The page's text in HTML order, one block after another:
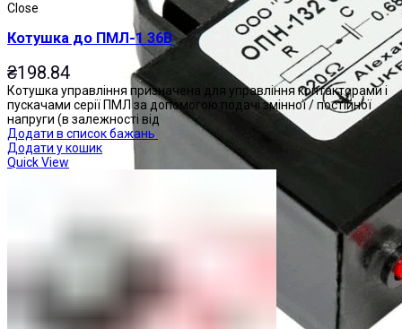
Close
Котушка до ПМЛ-1 36В
₴198.84
Котушка управління призначена для управління контакторами і
пускачами серії ПМЛ за допомогою подачі змінної / постійної
напруги (в залежності від
Додати в список бажань
Додати у кошик
Quick View